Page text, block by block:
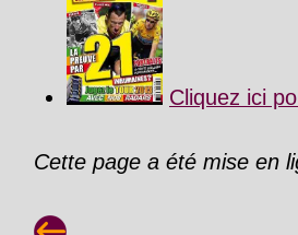
Cliquez ici
Cette page a été mise en